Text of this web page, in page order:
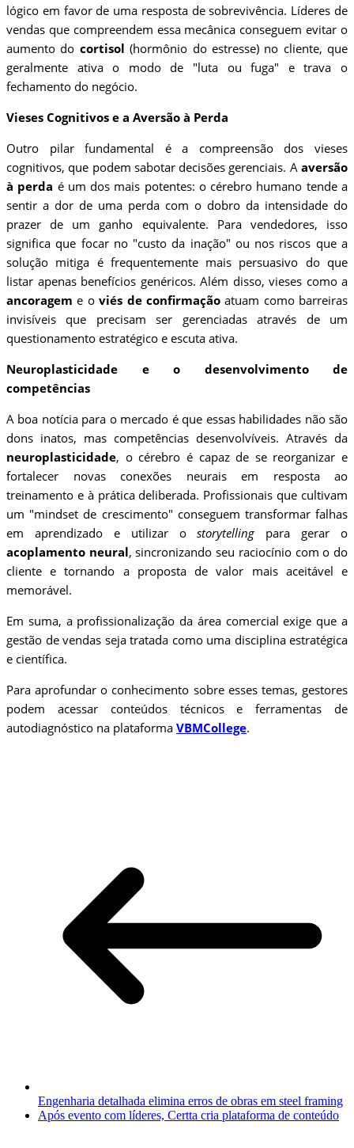
lógico em favor de uma resposta de sobrevivência. Líderes de
vendas que compreendem essa mecânica conseguem evitar o
aumento do cortisol (hormônio do estresse) no cliente, que
geralmente ativa o modo de "luta ou fuga" e trava o
fechamento do negócio.
Vieses Cognitivos e a Aversão à Perda
Outro pilar fundamental é a compreensão dos vieses
cognitivos, que podem sabotar decisões gerenciais. A aversão
à perda é um dos mais potentes: o cérebro humano tende a
sentir a dor de uma perda com o dobro da intensidade do
prazer de um ganho equivalente. Para vendedores, isso
significa que focar no "custo da inação" ou nos riscos que a
solução mitiga é frequentemente mais persuasivo do que
listar apenas benefícios genéricos. Além disso, vieses como a
ancoragem e oviés de confirmaçãoatuam como barreiras
invisíveis que precisam ser gerenciadas através de um
questionamento estratégico e escuta ativa.
Neuroplasticidade e o desenvolvimento de
competências
A boa notícia para o mercado é que essas habilidades não são
dons inatos, mas competências desenvolvíveis. Através da
neuroplasticidade, o cérebro é capaz de se reorganizar e
fortalecer novas conexões neurais em resposta ao
treinamento e à prática deliberada. Profissionais que cultivam
um "mindset de crescimento" conseguem transformar falhas
em aprendizado e utilizar ostorytelling para gerar o
acoplamento neural, sincronizando seu raciocínio com o do
cliente e tornando a proposta de valor mais aceitável e
memorável.
Em suma, a profissionalização da área comercial exige que a
gestão de vendas seja tratada como uma disciplina estratégica
e científica.
Para aprofundar o conhecimento sobre esses temas, gestores
podem acessar conteúdos técnicos e ferramentas de
autodiagnóstico na plataforma VBMCollege.
Engenharia detalhada elimina erros de obras em steel framing
Após evento com líderes, Certta cria plataforma de conteúdo